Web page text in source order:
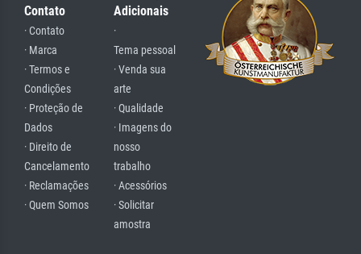
Contato
· Contato
· Marca
· Termos e
Condições
· Proteção de
Dados
· Direito de
Cancelamento
· Reclamações
· Quem Somos
Adicionais
·
Tema pessoal
· Venda sua
arte
· Qualidade
· Imagens do
nosso
trabalho
· Acessórios
· Solicitar
amostra